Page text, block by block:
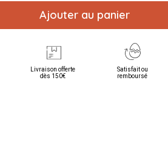
Ajouter au panier
Livraison offerte
dès 150€
Satisfait ou
remboursé